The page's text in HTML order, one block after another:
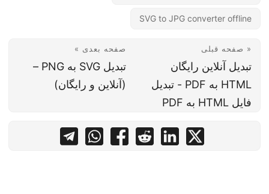
SVG to JPG converter offline
« صفحه قبلی
تبدیل آنلاین رایگان
HTML به PDF - تبدیل
فایل HTML به PDF
صفحه بعدی »
تبدیل SVG به PNG –
(آنلاین و رایگان)